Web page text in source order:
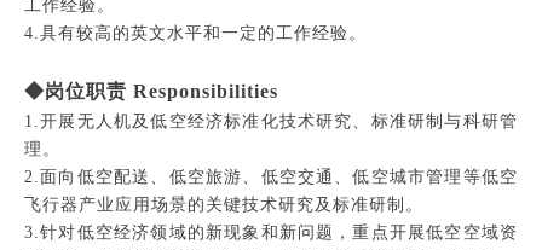
工作经验。
4.具有较高的英文水平和一定的工作经验。
◆岗位职责 Responsibilities
1.开展无人机及低空经济标准化技术研究、标准研制与科研管
理。
2.面向低空配送、低空旅游、低空交通、低空城市管理等低空
飞行器产业应用场景的关键技术研究及标准研制。
3.针对低空经济领域的新现象和新问题，重点开展低空空域资